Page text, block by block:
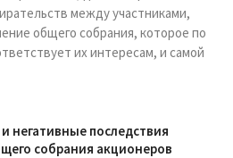
между участниками,
общего собрания, которое по
их интересам, и самой
негативные последствия
собрания акционеров